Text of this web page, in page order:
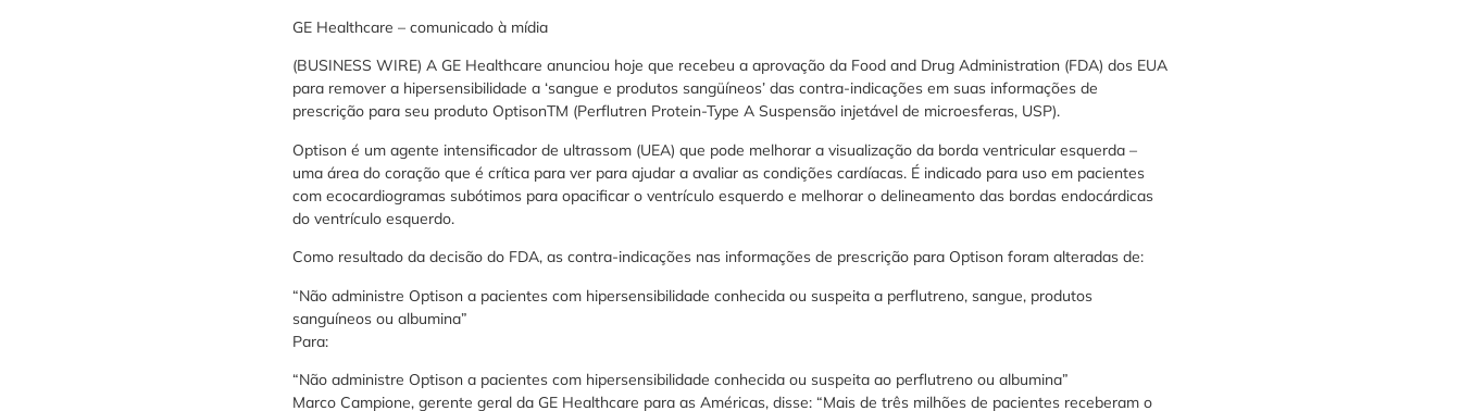
GE Healthcare – comunicado à mídia
(BUSINESS WIRE) A GE Healthcare anunciou hoje que recebeu a aprovação da Food and Drug Administration (FDA) dos EUA
para remover a hipersensibilidade a ‘sangue e produtos sangüíneos’ das contra-indicações em suas informações de
prescrição para seu produto OptisonTM (Perflutren Protein-Type A Suspensão injetável de microesferas, USP).
Optison é um agente intensificador de ultrassom (UEA) que pode melhorar a visualização da borda ventricular esquerda –
uma área do coração que é crítica para ver para ajudar a avaliar as condições cardíacas. É indicado para uso em pacientes
com ecocardiogramas subótimos para opacificar o ventrículo esquerdo e melhorar o delineamento das bordas endocárdicas
do ventrículo esquerdo.
Como resultado da decisão do FDA, as contra-indicações nas informações de prescrição para Optison foram alteradas de:
“Não administre Optison a pacientes com hipersensibilidade conhecida ou suspeita a perflutreno, sangue, produtos
sanguíneos ou albumina”
Para:
“Não administre Optison a pacientes com hipersensibilidade conhecida ou suspeita ao perflutreno ou albumina”
Marco Campione, gerente geral da GE Healthcare para as Américas, disse: “Mais de três milhões de pacientes receberam o